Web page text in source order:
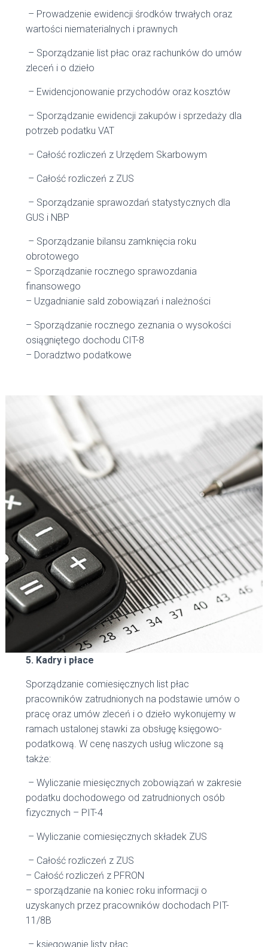
– Prowadzenie ewidencji środków trwałych oraz
wartości niematerialnych i prawnych
– Sporządzanie list płac oraz rachunków do umów
zleceń i o dzieło
– Ewidencjonowanie przychodów oraz kosztów
– Sporządzanie ewidencji zakupów i sprzedaży dla
potrzeb podatku VAT
– Całość rozliczeń z Urzędem Skarbowym
– Całość rozliczeń z ZUS
– Sporządzanie sprawozdań statystycznych dla
GUS i NBP
– Sporządzanie bilansu zamknięcia roku
obrotowego
– Sporządzanie rocznego sprawozdania
finansowego
– Uzgadnianie sald zobowiązań i należności
– Sporządzanie rocznego zeznania o wysokości
osiągniętego dochodu CIT-8
– Doradztwo podatkowe
5. Kadry i płace
Sporządzanie comiesięcznych list płac
pracowników zatrudnionych na podstawie umów o
pracę oraz umów zleceń i o dzieło wykonujemy w
ramach ustalonej stawki za obsługę księgowo-
podatkową. W cenę naszych usług wliczone są
także:
– Wyliczanie miesięcznych zobowiązań w zakresie
podatku dochodowego od zatrudnionych osób
fizycznych – PIT-4
– Wyliczanie comiesięcznych składek ZUS
– Całość rozliczeń z ZUS
– Całość rozliczeń z PFRON
– sporządzanie na koniec roku informacji o
uzyskanych przez pracowników dochodach PIT-
11/8B
– księgowanie listy płac